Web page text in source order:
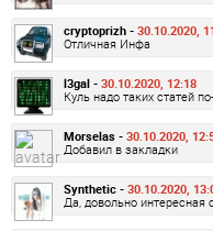
cryptoprizh - 30.10.2020,
Отличная Инфа
l3gal - 30.10.2020, 12:18
Куль надо таких статей
Morselas - 30.10.2020,
Добавил в закладки
Synthetic - 30.10.2020,
Да, довольно интересная